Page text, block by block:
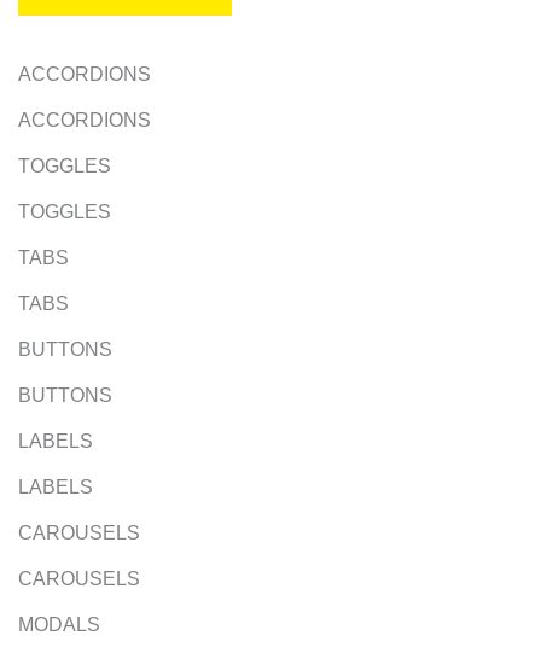
ACCORDIONS
ACCORDIONS
TOGGLES
TOGGLES
TABS
TABS
BUTTONS
BUTTONS
LABELS
LABELS
CAROUSELS
CAROUSELS
MODALS